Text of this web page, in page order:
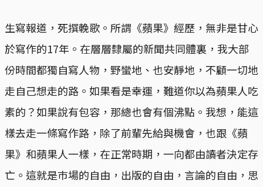
生寫報道，死撰輓歌。所謂《蘋果》經歷，無非是甘心
於寫作的17年。在層層隸屬的新聞共同體裏，我大部
份時間都獨自寫人物，野蠻地、也安靜地，不顧一切地
走自己想走的路。如果看是幸運，難道你以為蘋果人吃
素的？如果說有包容，那總也會有個沸點。我想，能這
樣去走一條寫作路，除了前輩先給與機會，也跟《蘋
果》和蘋果人一樣，在正常時期，一向都由讀者決定存
亡。這就是巿場的自由，出版的自由，言論的自由，思